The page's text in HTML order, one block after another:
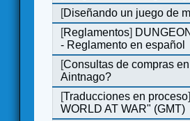
[Diseñando un juego de
[Reglamentos]
- Reglamento en español
[Consultas de compras
Aintnago?
[Traducciones en proceso
WORLD AT WAR" (GMT)